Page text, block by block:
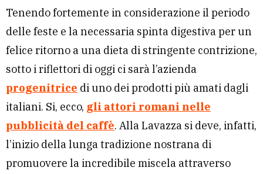
Tenendo fortemente in considerazione il periodo
delle feste e la necessaria spinta digestiva per un
felice ritorno a una dieta di stringente contrizione,
sotto i riflettori di oggi ci sarà l’azienda
progenitrice di uno dei prodotti più amati dagli
italiani. Si, ecco, gli attori romani nelle
pubblicità del caffè. Alla Lavazza si deve, infatti,
l’inizio della lunga tradizione nostrana di
promuovere la incredibile miscela attraverso